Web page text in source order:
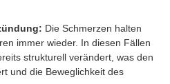
Die Schmerzen halten
immer wieder. In diesen Fällen
strukturell verändert, was den
und die Beweglichkeit des